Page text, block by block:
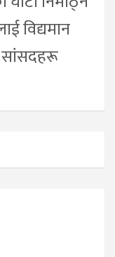
विद्यमान